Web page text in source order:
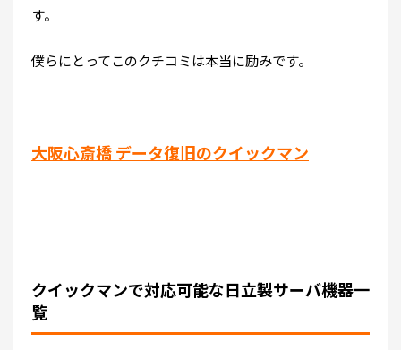
す。
僕らにとってこのクチコミは本当に励みです。
大阪心斎橋 データ復旧のクイックマン
クイックマンで対応可能な日立製サーバ機器一
覧